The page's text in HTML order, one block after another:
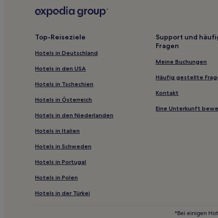
Lgbtqia-Freundliche in San Antonio
Hotels mit inbegriffenem Frühstück in
Hotels nahe Enchanted Rock Fissure
Fair Oaks Ranch: Hotels
Hotels nahe Longhorn Ranch and Golf Club
New Braunfels Hotels
Lakeland Park: Hotels
Cielo Vista: Hotels
Timberwood Park: Hotels
Top-Reiseziele
Hotels in Deutschland
Hotels in den USA
Hotels in Tschechien
Hotels in Österreich
Hotels in den Niederlanden
Hotels in Italien
Hotels in Schweden
Hotels in Portugal
Hotels in Polen
Hotels in der Türkei
Support und
Fragen
Meine Buchungen
Häufig gestellte
Kontakt
Eine Unterkunft
*Bei einigen